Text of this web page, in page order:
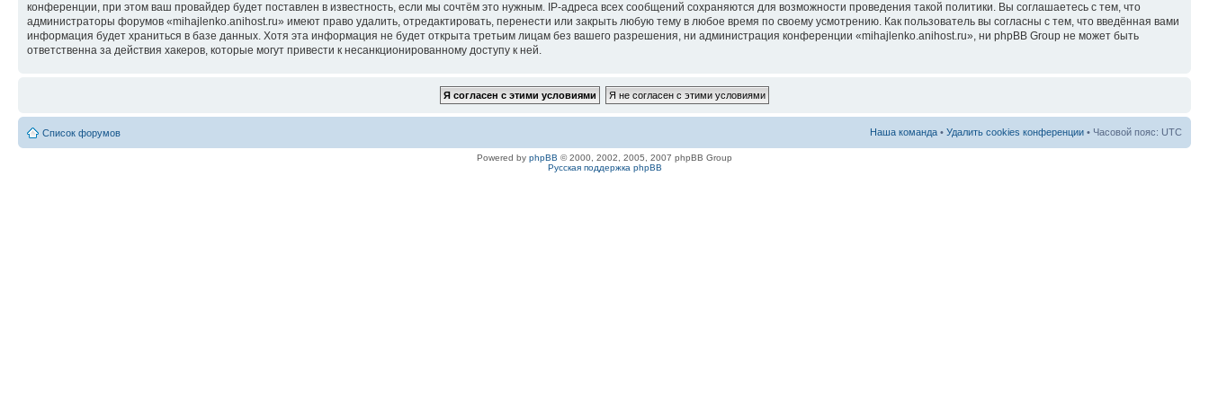
конференции, при этом ваш провайдер будет поставлен в известность, если мы сочтём это нужным. IP-адреса всех сообщений сохраняются для возможности проведения такой политики. Вы соглашаетесь с тем, что
администраторы форумов «mihajlenko.anihost.ru» имеют право удалить, отредактировать, перенести или закрыть любую тему в любое время по своему усмотрению. Как пользователь вы согласны с тем, что введённая вами
информация будет храниться в базе данных. Хотя эта информация не будет открыта третьим лицам без вашего разрешения, ни администрация конференции «mihajlenko.anihost.ru», ни phpBB Group не может быть
ответственна за действия хакеров, которые могут привести к несанкционированному доступу к ней.
Список форумов Наша команда • Удалить cookies конференции • Часовой пояс: UTC
Powered by phpBB © 2000, 2002, 2005, 2007 phpBB Group
Русская поддержка phpBB